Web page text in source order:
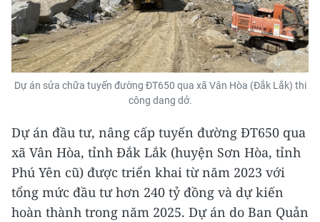
Dự án sửa chữa tuyến đường ĐT650 qua xã Vân Hòa (Đắk Lắk) thi
công dang dở.
Dự án đầu tư, nâng cấp tuyến đường ĐT650 qua
xã Vân Hòa, tỉnh Đắk Lắk (huyện Sơn Hòa, tỉnh
Phú Yên cũ) được triển khai từ năm 2023 với
tổng mức đầu tư hơn 240 tỷ đồng và dự kiến
hoàn thành trong năm 2025. Dự án do Ban Quản